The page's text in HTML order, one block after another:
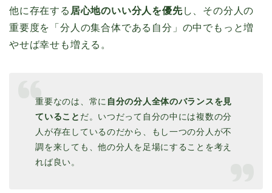
他に存在する 居心地のいい分人を優先し、その分人の
重要度を「分人の集合体である自分」の中でもっと増
やせば幸せも増える。
重要なのは、常に 自分の分人全体のバランスを見
ていること だ。いつだって自分の中には複数の分
人が存在しているのだから、もし一つの分人が不
調を来しても、他の分人を足場にすることを考え
れば良い。